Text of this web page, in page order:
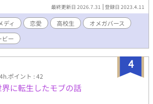
最終更新日 2026.7.31 登録日 2023.4.11
ディ 恋愛 高校生
オメガバース
ビー
4
ポイント : 42
に転生したモブの話